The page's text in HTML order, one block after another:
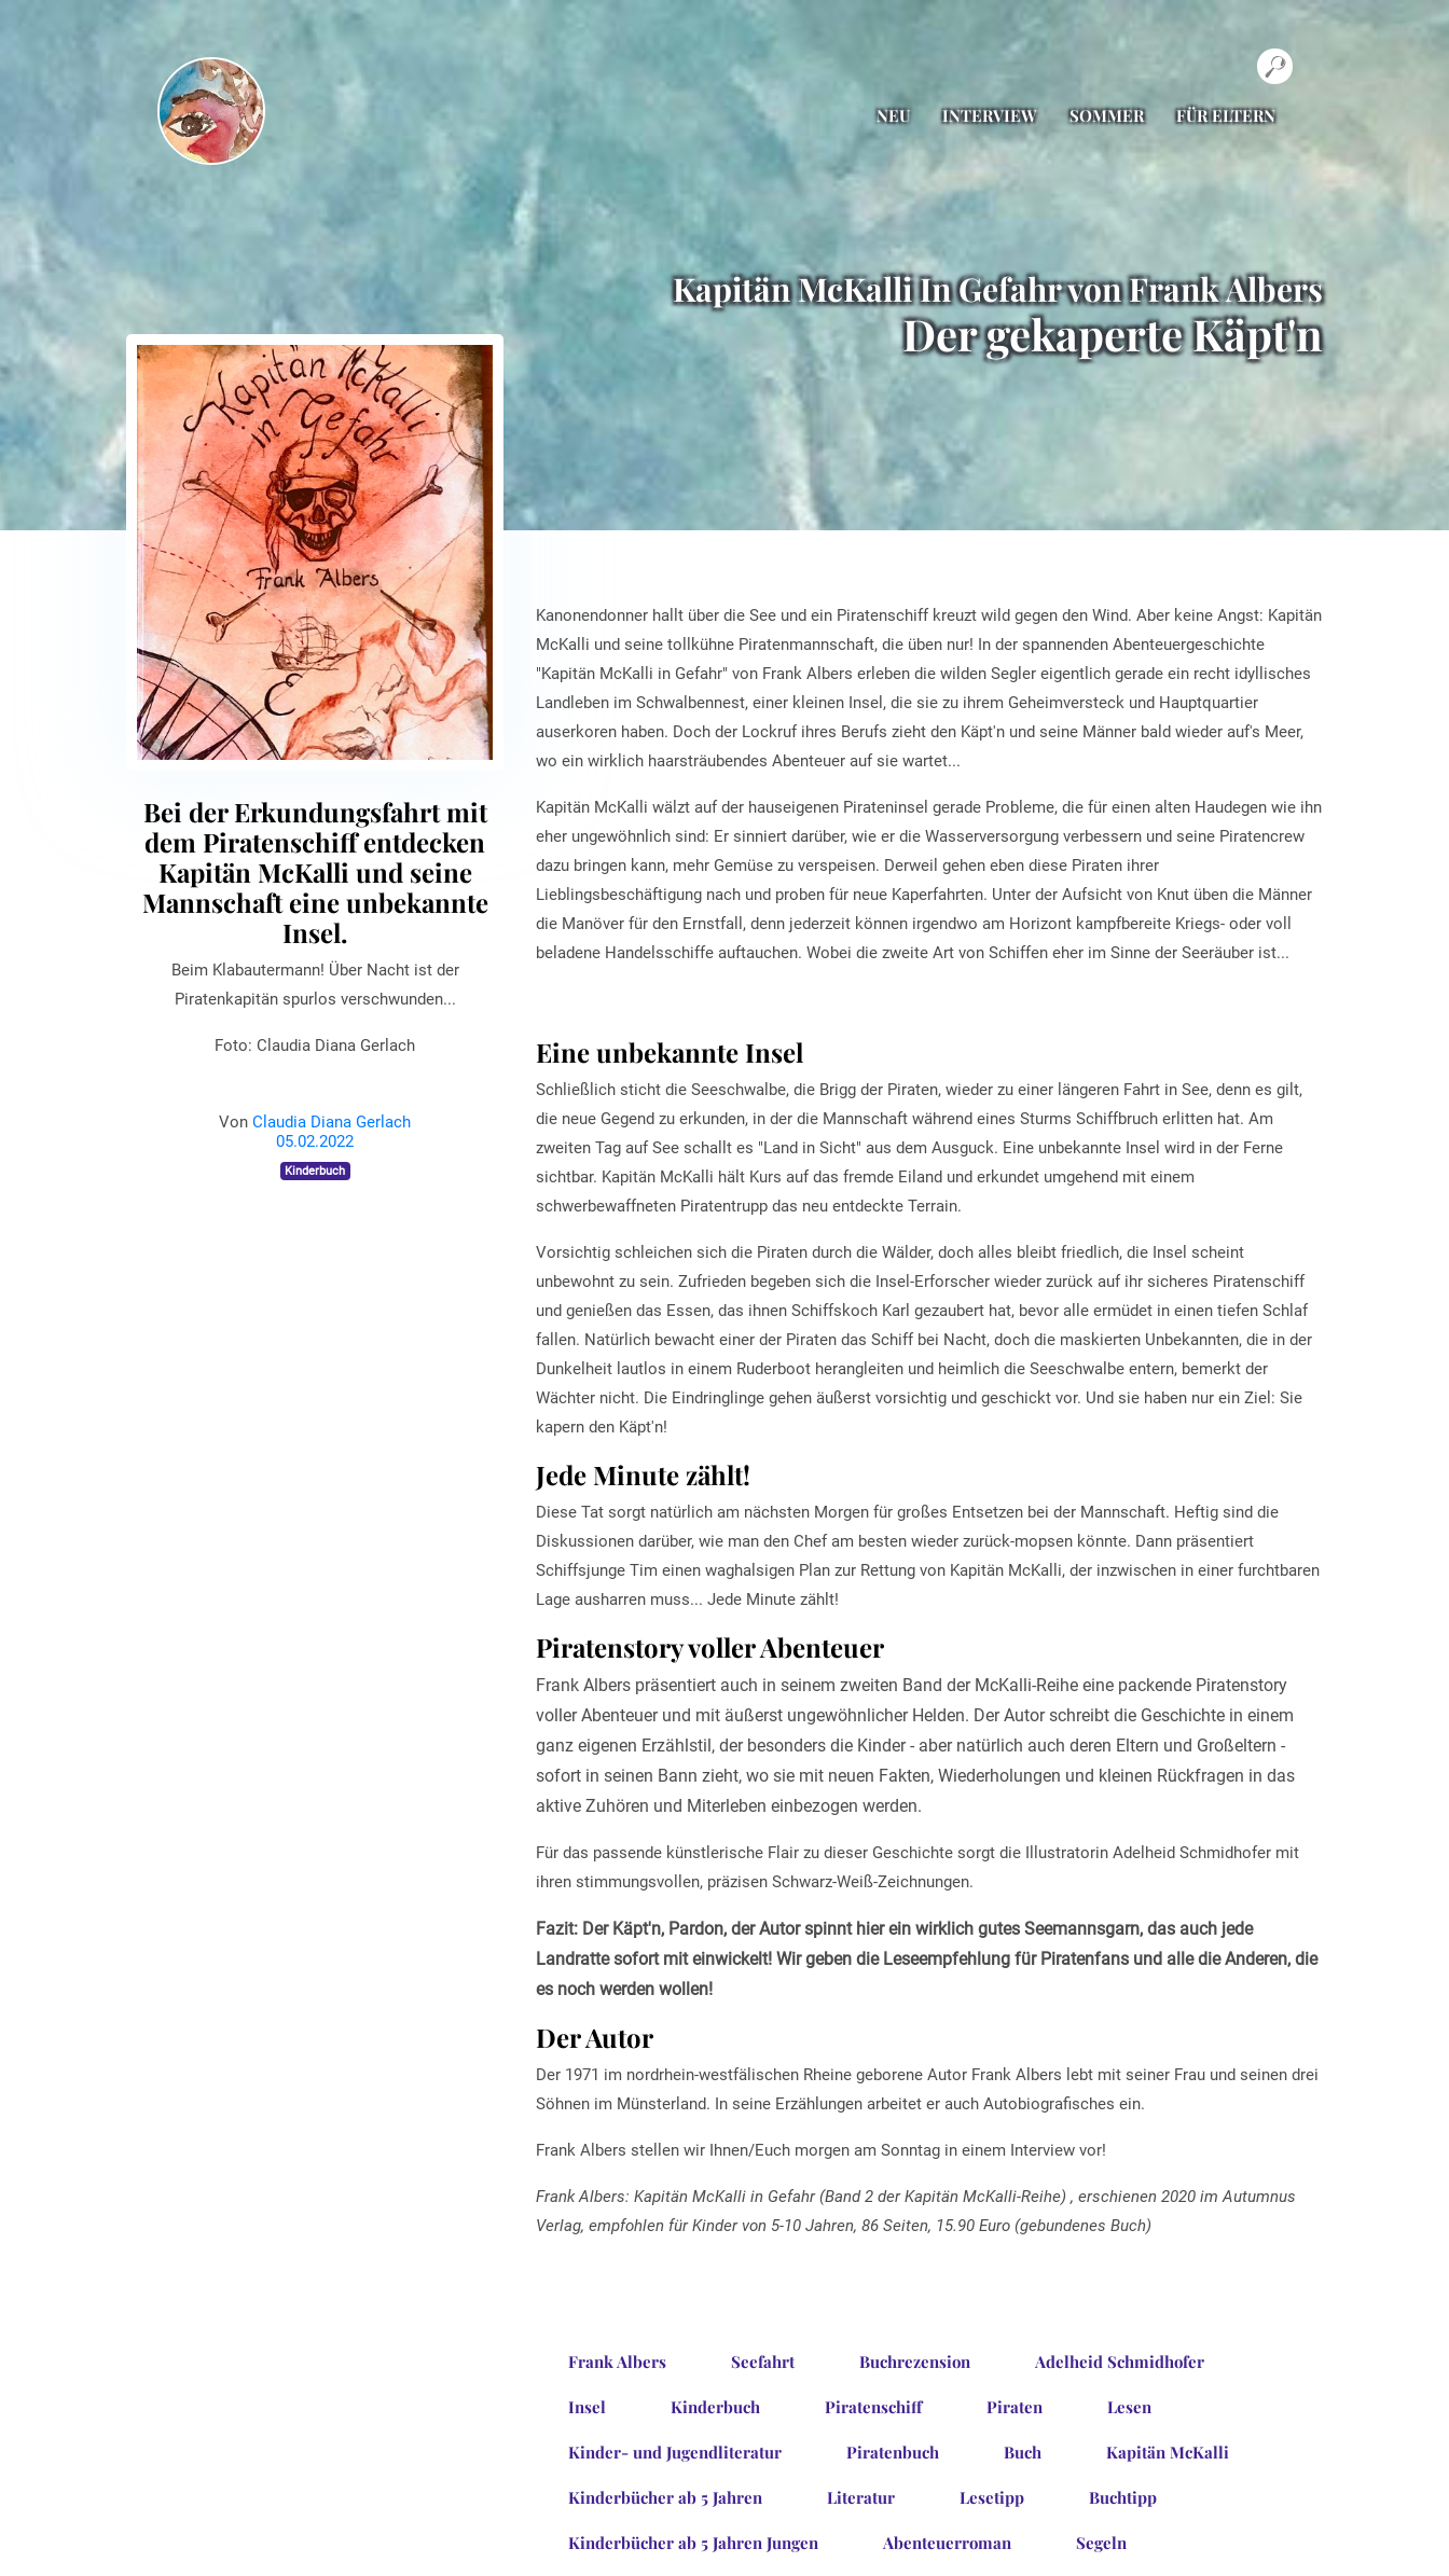
NEU INTERVIEW SOMMER FÜR ELTERN
Kapitän McKalli In Gefahr von Frank Albers
Der gekaperte Käpt'n
Bei der Erkundungsfahrt mit
dem Piratenschiff entdecken
Kapitän McKalli und seine
Mannschaft eine unbekannte
Insel.
Beim Klabautermann! Über Nacht ist der
Piratenkapitän spurlos verschwunden...
Foto: Claudia Diana Gerlach
Von Claudia Diana Gerlach
05.02.2022
Kinderbuch
Kanonendonner hallt über die See und ein Piratenschiff kreuzt wild gegen den Wind. Aber keine Angst: Kapitän
McKalli und seine tollkühne Piratenmannschaft, die üben nur! In der spannenden Abenteuergeschichte
"Kapitän McKalli in Gefahr" von Frank Albers erleben die wilden Segler eigentlich gerade ein recht idyllisches
Landleben im Schwalbennest, einer kleinen Insel, die sie zu ihrem Geheimversteck und Hauptquartier
auserkoren haben. Doch der Lockruf ihres Berufs zieht den Käpt'n und seine Männer bald wieder auf's Meer,
wo ein wirklich haarsträubendes Abenteuer auf sie wartet...
Kapitän McKalli wälzt auf der hauseigenen Pirateninsel gerade Probleme, die für einen alten Haudegen wie ihn
eher ungewöhnlich sind: Er sinniert darüber, wie er die Wasserversorgung verbessern und seine Piratencrew
dazu bringen kann, mehr Gemüse zu verspeisen. Derweil gehen eben diese Piraten ihrer
Lieblingsbeschäftigung nach und proben für neue Kaperfahrten. Unter der Aufsicht von Knut üben die Männer
die Manöver für den Ernstfall, denn jederzeit können irgendwo am Horizont kampfbereite Kriegs- oder voll
beladene Handelsschiffe auftauchen. Wobei die zweite Art von Schiffen eher im Sinne der Seeräuber ist...
Eine unbekannte Insel
Schließlich sticht die Seeschwalbe, die Brigg der Piraten, wieder zu einer längeren Fahrt in See, denn es gilt,
die neue Gegend zu erkunden, in der die Mannschaft während eines Sturms Schiffbruch erlitten hat. Am
zweiten Tag auf See schallt es "Land in Sicht" aus dem Ausguck. Eine unbekannte Insel wird in der Ferne
sichtbar. Kapitän McKalli hält Kurs auf das fremde Eiland und erkundet umgehend mit einem
schwerbewaffneten Piratentrupp das neu entdeckte Terrain.
Vorsichtig schleichen sich die Piraten durch die Wälder, doch alles bleibt friedlich, die Insel scheint
unbewohnt zu sein. Zufrieden begeben sich die Insel-Erforscher wieder zurück auf ihr sicheres Piratenschiff
und genießen das Essen, das ihnen Schiffskoch Karl gezaubert hat, bevor alle ermüdet in einen tiefen Schlaf
fallen. Natürlich bewacht einer der Piraten das Schiff bei Nacht, doch die maskierten Unbekannten, die in der
Dunkelheit lautlos in einem Ruderboot herangleiten und heimlich die Seeschwalbe entern, bemerkt der
Wächter nicht. Die Eindringlinge gehen äußerst vorsichtig und geschickt vor. Und sie haben nur ein Ziel: Sie
kapern den Käpt'n!
Jede Minute zählt!
Diese Tat sorgt natürlich am nächsten Morgen für großes Entsetzen bei der Mannschaft. Heftig sind die
Diskussionen darüber, wie man den Chef am besten wieder zurück-mopsen könnte. Dann präsentiert
Schiffsjunge Tim einen waghalsigen Plan zur Rettung von Kapitän McKalli, der inzwischen in einer furchtbaren
Lage ausharren muss... Jede Minute zählt!
Piratenstory voller Abenteuer
Frank Albers präsentiert auch in seinem zweiten Band der McKalli-Reihe eine packende Piratenstory
voller Abenteuer und mit äußerst ungewöhnlicher Helden. Der Autor schreibt die Geschichte in einem
ganz eigenen Erzählstil, der besonders die Kinder - aber natürlich auch deren Eltern und Großeltern -
sofort in seinen Bann zieht, wo sie mit neuen Fakten, Wiederholungen und kleinen Rückfragen in das
aktive Zuhören und Miterleben einbezogen werden.
Für das passende künstlerische Flair zu dieser Geschichte sorgt die Illustratorin Adelheid Schmidhofer mit
ihren stimmungsvollen, präzisen Schwarz-Weiß-Zeichnungen.
Fazit: Der Käpt'n, Pardon, der Autor spinnt hier ein wirklich gutes Seemannsgarn, das auch jede
Landratte sofort mit einwickelt! Wir geben die Leseempfehlung für Piratenfans und alle die Anderen, die
es noch werden wollen!
Der Autor
Der 1971 im nordrhein-westfälischen Rheine geborene Autor Frank Albers lebt mit seiner Frau und seinen drei
Söhnen im Münsterland. In seine Erzählungen arbeitet er auch Autobiografisches ein.
Frank Albers stellen wir Ihnen/Euch morgen am Sonntag in einem Interview vor!
Frank Albers: Kapitän McKalli in Gefahr (Band 2 der Kapitän McKalli-Reihe) , erschienen 2020 im Autumnus
Verlag, empfohlen für Kinder von 5-10 Jahren, 86 Seiten, 15.90 Euro (gebundenes Buch)
Frank Albers Seefahrt Buchrezension Adelheid Schmidhofer
Insel Kinderbuch Piratenschiff Piraten Lesen
Kinder- und Jugendliteratur Piratenbuch Buch Kapitän McKalli
Kinderbücher ab 5 Jahren Literatur Lesetipp Buchtipp
Kinderbücher ab 5 Jahren Jungen Abenteuerroman Segeln